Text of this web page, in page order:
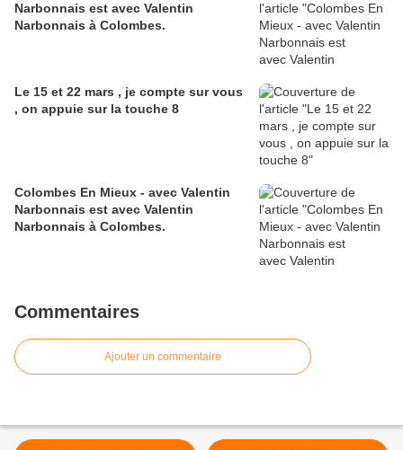
Narbonnais est avec Valentin
Narbonnais à Colombes.
Le 15 et 22 mars , je compte sur vous
, on appuie sur la touche 8
Colombes En Mieux - avec Valentin
Narbonnais est avec Valentin
Narbonnais à Colombes.
Commentaires
Ajouter un commentaire